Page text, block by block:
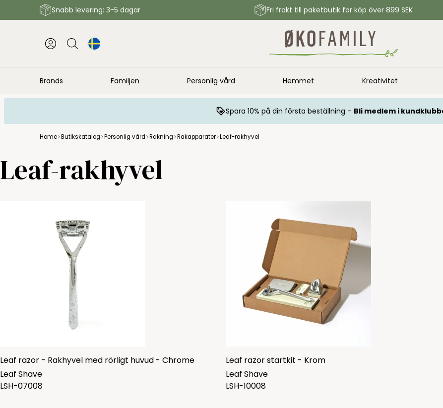
Snabb levering: 3-5 dagar Fri frakt till paketbutik för köp över 899 SEK
Brands Familjen Personlig vård Hemmet Kreativitet
Spara 10% på din första beställning – Bli medlem i
Home Butikskatalog Personlig vård Rakning Rakapparater Leaf-rakhyvel
Leaf-rakhyvel
Leaf razor - Rakhyvel med rörligt huvud - Chrome
Leaf Shave
LSH-07008
Leaf razor startkit - Krom
Leaf Shave
LSH-10008